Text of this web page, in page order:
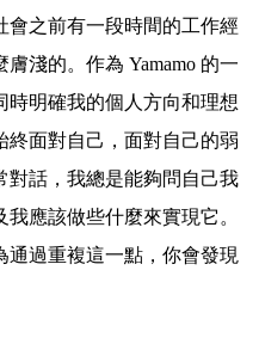
會之前有一段時間的工作經
淺的。作為 Yamamo 的一
時明確我的個人方向和理想
終面對自己，面對自己的弱
對話，我總是能夠問自己我
應該做些什麼來實現它。
過重複這一點，你會發現